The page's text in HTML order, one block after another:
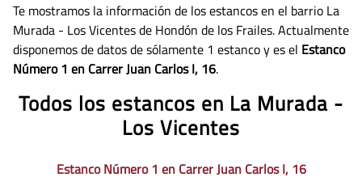
Te mostramos la información de los estancos en el barrio La
Murada - Los Vicentes de Hondón de los Frailes. Actualmente
disponemos de datos desólamente 1 estanco y es el Estanco
Número 1 en Carrer Juan Carlos I, 16.
Todos los estancos en La Murada -
Los Vicentes
Estanco Número 1 en Carrer Juan Carlos I, 16